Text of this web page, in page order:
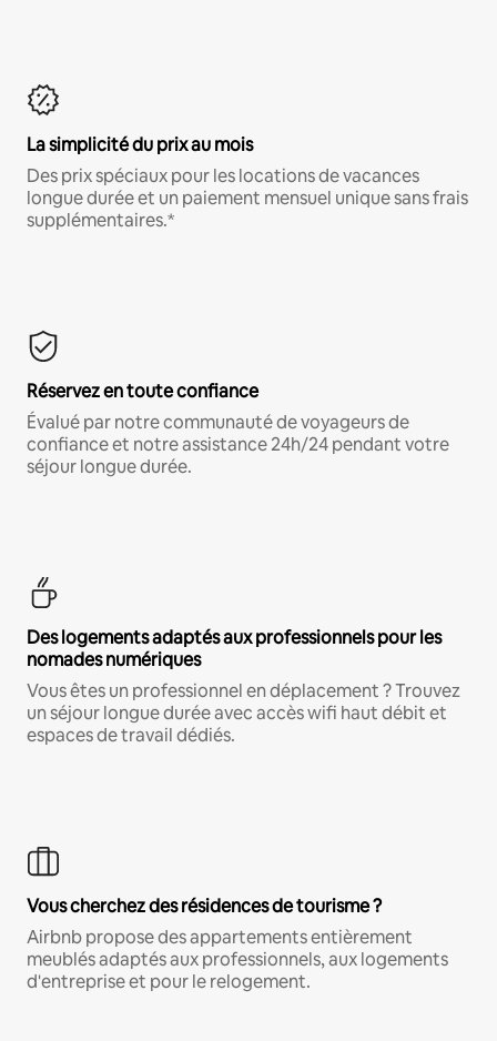
La simplicité du prix au mois
Des prix spéciaux pour les locations de vacances
longue durée et un paiement mensuel unique sans frais
supplémentaires.*
Réservez en toute confiance
Évalué par notre communauté de voyageurs de
confiance et notre assistance 24h/24 pendant votre
séjour longue durée.
Des logements adaptés aux professionnels pour les
nomades numériques
Vous êtes un professionnel en déplacement ? Trouvez
un séjour longue durée avec accès wifi haut débit et
espaces de travail dédiés.
Vous cherchez des résidences de tourisme ?
Airbnb propose des appartements entièrement
meublés adaptés aux professionnels, aux logements
d'entreprise et pour le relogement.